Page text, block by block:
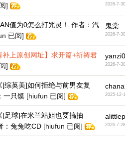
]
2026-7-30
值为0怎么打咒灵！ 作者：汽
已阅]
鬼棠
2026-7-30
补上原创网址】求开篇+祈祷君
]
2026-7-30
[综英美]如何拒绝与前男友复
一只馍 [hiufun 已阅] 2025-12-
[足球]在米兰站姐也要搞抽
：兔兔吃CD [hiufun 已阅] 2026-7-28